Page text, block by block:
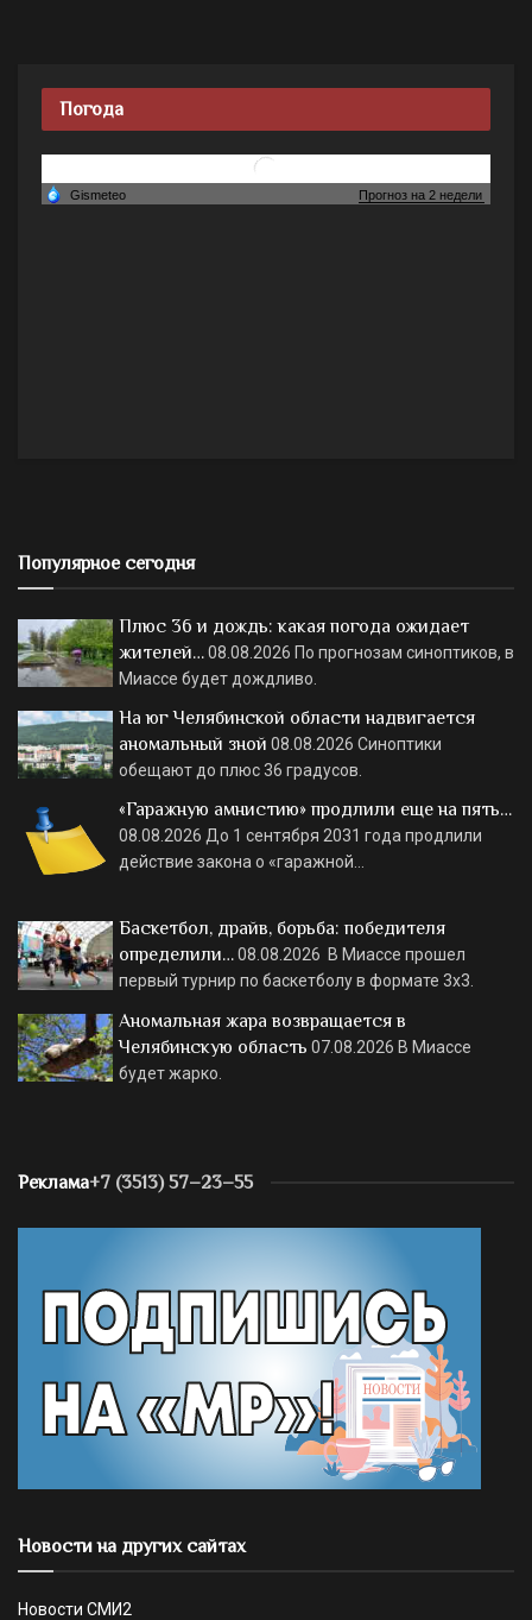
Погода
Популярное сегодня
Плюс 36 и дождь: какая погода ожидает
жителей…08.08.2026 По прогнозам синоптиков, в
Миассе будет дождливо.
На юг Челябинской области надвигается
аномальный зной 08.08.2026 Синоптики
обещают до плюс 36 градусов.
«Гаражную амнистию» продлили еще на пять…
08.08.2026 До 1 сентября 2031 года продлили
действие закона о «гаражной…
Баскетбол, драйв, борьба: победителя
определили…08.08.2026 В Миассе прошел
первый турнир по баскетболу в формате 3х3.
Аномальная жара возвращается в
Челябинскую область 07.08.2026 В Миассе
будет жарко.
Реклама+7 (3513) 57–23–55
Новости на других сайтах
Новости СМИ2